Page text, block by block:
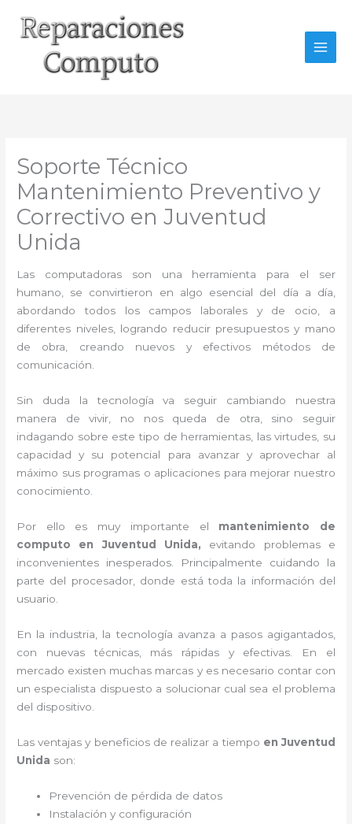
contenido
Soporte Técnico
Mantenimiento Preventivo y
Correctivo en Juventud
Unida
Las computadoras son una herramienta para el ser
humano, se convirtieron en algo esencial del día a día,
abordando todos los campos laborales y de ocio, a
diferentes niveles, logrando reducir presupuestos y mano
de obra, creando nuevos y efectivos métodos de
comunicación.
Sin duda la tecnología va seguir cambiando nuestra
manera de vivir, no nos queda de otra, sino seguir
indagando sobre este tipo de herramientas, las virtudes, su
capacidad y su potencial para avanzar y aprovechar al
máximo sus programas o aplicaciones para mejorar nuestro
conocimiento.
Por ello es muy importante el mantenimiento de
computo en Juventud Unida, evitando problemas e
inconvenientes inesperados. Principalmente cuidando la
parte del procesador, donde está toda la información del
usuario.
En la industria, la tecnología avanza a pasos agigantados,
con nuevas técnicas, más rápidas y efectivas . En el
mercado existen muchas marcas y es necesario contar con
un especialista dispuesto a solucionar cual sea el problema
del dispositivo.
Las ventajas y beneficios de realizar a tiempo en Juventud
Unida son:
Prevención de pérdida de datos
Instalación y configuración